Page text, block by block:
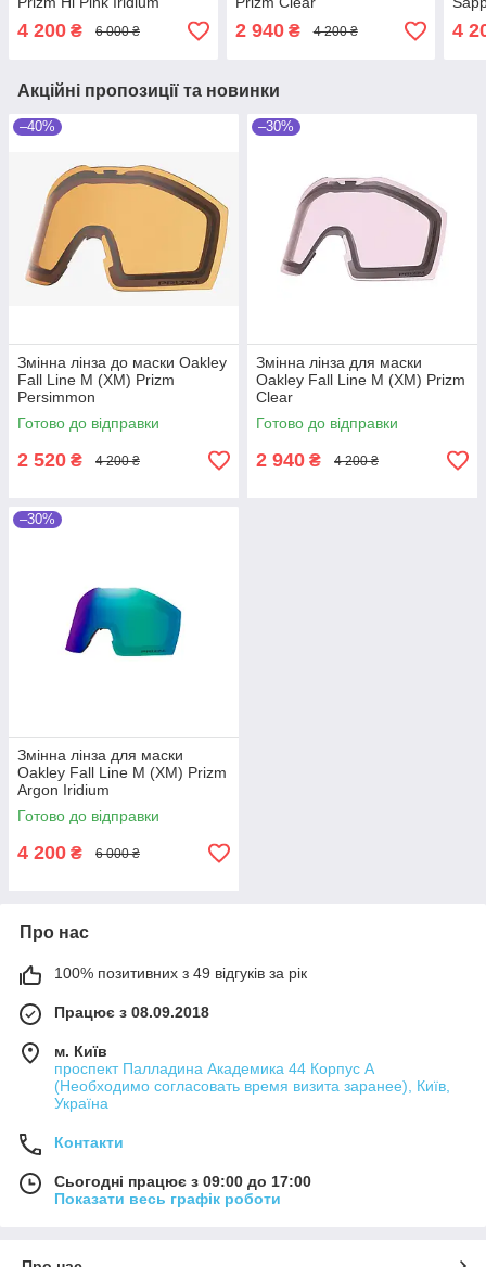
4 200 ₴ 6 000 ₴ 2 940₴ 4 200 ₴ 4
Акційні пропозиції та новинки
–40%
Змінна лінза до маски Oakley
Fall Line M (XM) Prizm
Persimmon
Готово до відправки
2 520 ₴ 4 200 ₴
–30%
Змінна лінза для маски
Oakley Fall Line M (XM) Prizm
Clear
Готово до відправки
2 940 ₴ 4 200 ₴
–30%
Змінна лінза для маски
Oakley Fall Line M (XM) Prizm
Argon Iridium
Готово до відправки
4 200 ₴ 6 000 ₴
Про нас
100% позитивних з 49 відгуків за рік
Працює з 08.09.2018
м. Київ
проспект Палладина Академика 44 Корпус А
(Необходимо согласовать время визита заранее), Київ,
Україна
Контакти
Сьогодні працює з 09:00 до 17:00
Показати весь графік роботи